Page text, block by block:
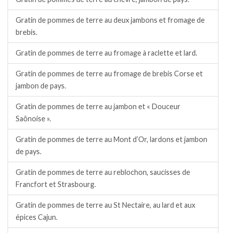
Gratin de pommes de terre au deux jambons et fromage de
brebis.
Gratin de pommes de terre au fromage à raclette et lard.
Gratin de pommes de terre au fromage de brebis Corse et
jambon de pays.
Gratin de pommes de terre au jambon et « Douceur
Saônoise ».
Gratin de pommes de terre au Mont d’Or, lardons et jambon
de pays.
Gratin de pommes de terre au reblochon, saucisses de
Francfort et Strasbourg.
Gratin de pommes de terre au St Nectaire, au lard et aux
épices Cajun.